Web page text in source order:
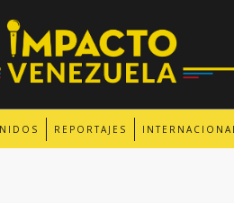
REPORTAJES